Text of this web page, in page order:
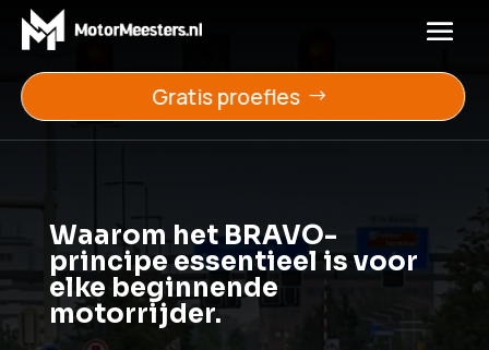
Gratis proefles
Waarom het BRAVO-
principe essentieel is voor
elke beginnende
motorrijder.​​